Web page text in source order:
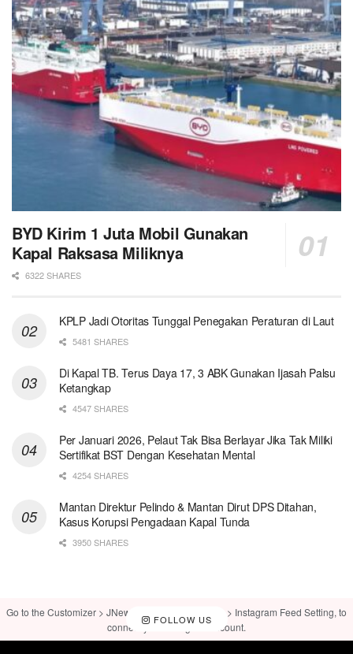
BYD Kirim 1 Juta Mobil Gunakan
Kapal Raksasa Miliknya
6322 SHARES
KPLP Jadi Otoritas Tunggal Penegakan Peraturan di Laut
5481 SHARES
Di Kapal TB. Terus Daya 17, 3 ABK Gunakan Ijasah Palsu
Ketangkap
4547 SHARES
Per Januari 2026, Pelaut Tak Bisa Berlayar Jika Tak Miliki
Sertifikat BST Dengan Kesehatan Mental
4254 SHARES
Mantan Direktur Pelindo & Mantan Dirut DPS Ditahan,
Kasus Korupsi Pengadaan Kapal Tunda
3950 SHARES
FOLLOW US
Go to the Customizer > JNews : Social, Like & View > Instagram Feed Setting, to
connect your Instagram account.